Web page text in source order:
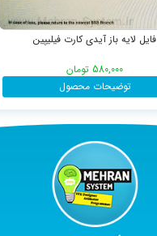
فایل لایه باز آیدی کارت فیلیپین
580,000 تومان
توضیحات محصول